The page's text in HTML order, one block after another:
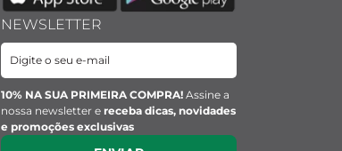
NEWSLETTER
10% NA SUA PRIMEIRA COMPRA! Assine a
nossa newsletter e receba dicas, novidades
e promoções exclusivas